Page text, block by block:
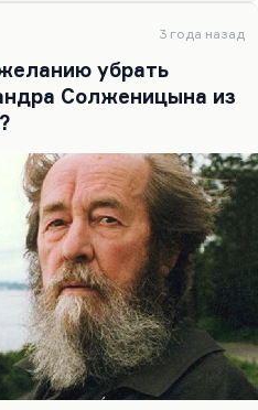
3 года назад
убрать
Солженицына из